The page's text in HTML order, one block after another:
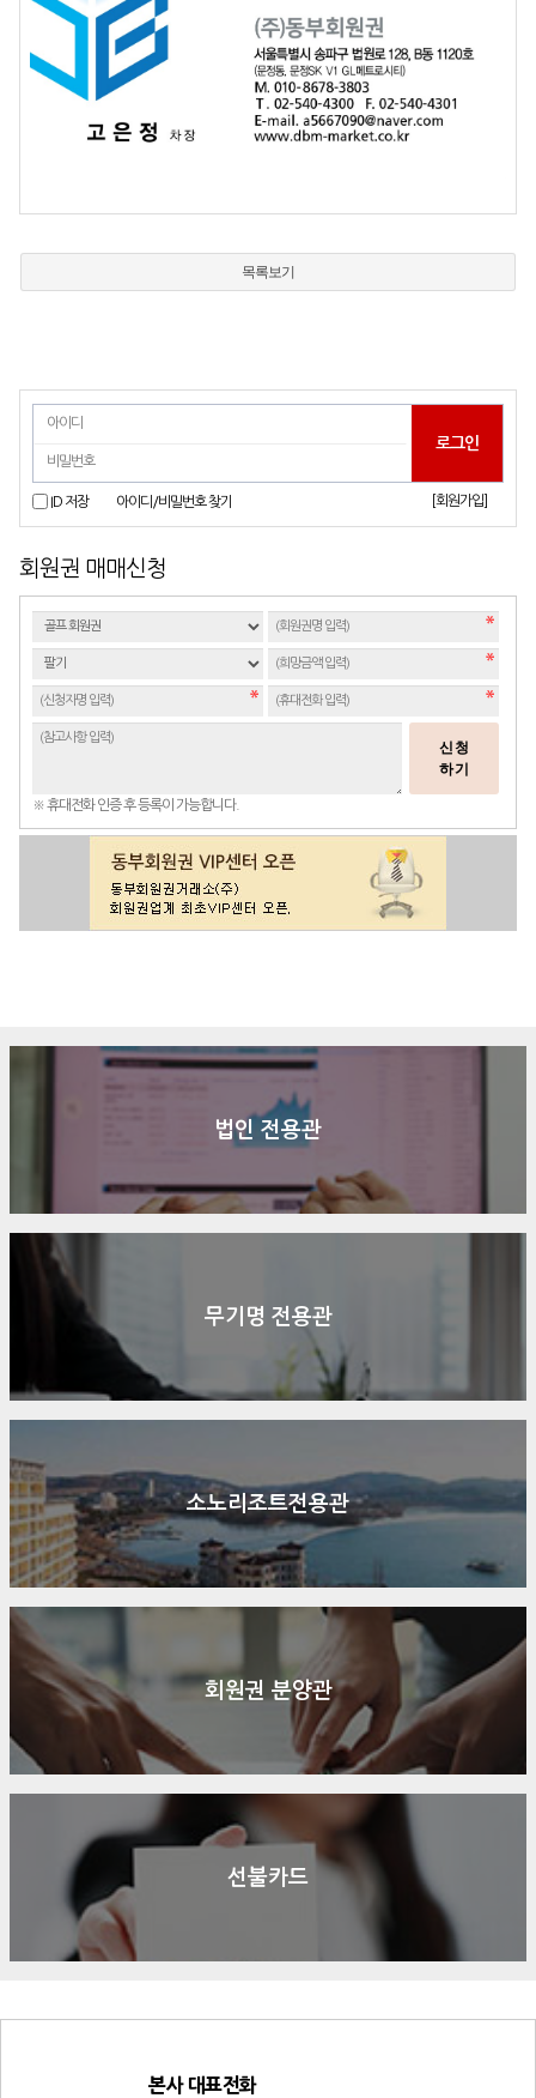
목록보기
ID 저장 아이디/비밀번호 찾기 [회원가입]
회원권 매매신청
신청
하기
※ 휴대전화 인증 후 등록이 가능합니다.
구매문의 상담신청
법인 전용관
무기명 전용관
소노리조트전용관
회원권 분양관
선불카드
본사 대표전화